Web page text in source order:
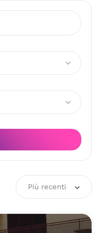
Più recenti